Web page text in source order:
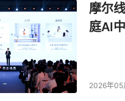
提升的技术能力，最终走
元。
摩尔
庭AI
2026年05